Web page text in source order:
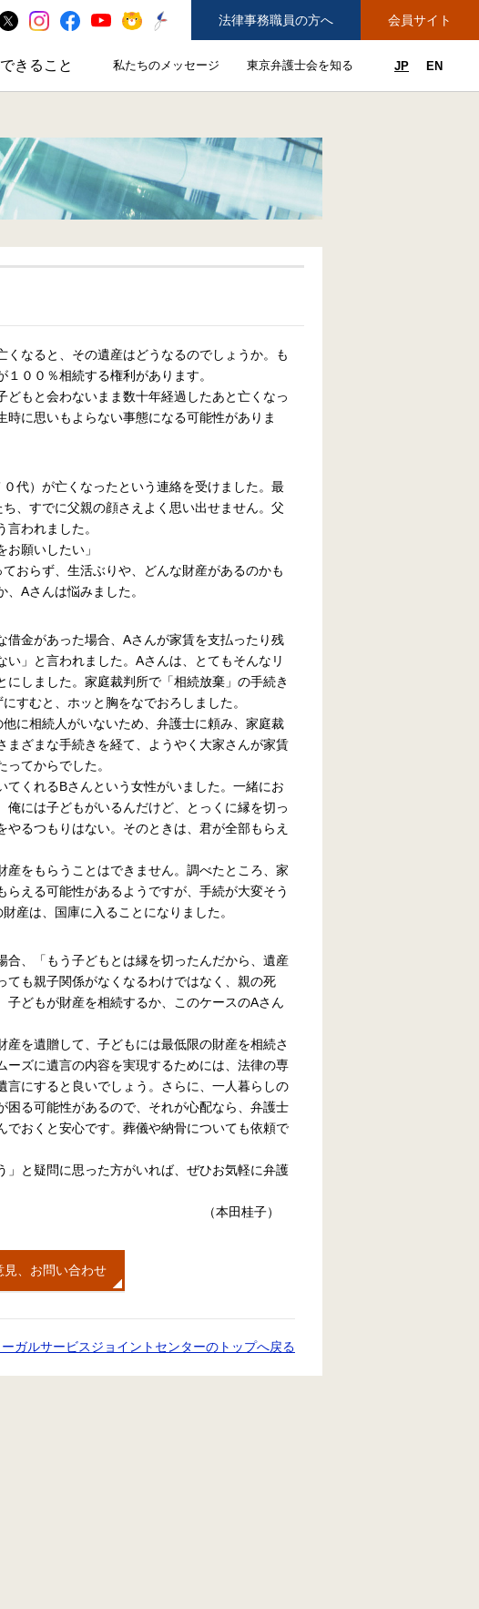
法律事務職員の方へ 会員サイト
サブメニューを開閉
きること
東弁にできることのサブメニューを開閉
私たちのメッセージ私たちのメッセージのサブメニューを開閉
東京弁護士会を知る東京弁護士会を知るのサブメニ
JP EN
なると、その遺産はどうなるのでしょうか。も
００％相続する権利があります。
もと会わないまま数十年経過したあと亡くなっ
に思いもよらない事態になる可能性がありま
代）が亡くなったという連絡を受けました。最
、すでに父親の顔さえよく思い出せません。父
われました。
願いしたい」
おらず、生活ぶりや、どんな財産があるのかも
Aさんは悩みました。
金があった場合、Aさんが家賃を支払ったり残
」と言われました。Aさんは、とてもそんなリ
しました。家庭裁判所で「相続放棄」の手続き
すむと、ホッと胸をなでおろしました。
に相続人がいないため、弁護士に頼み、家庭裁
ざまな手続きを経て、ようやく大家さんが家賃
てからでした。
くれるBさんという女性がいました。一緒にお
には子どもがいるんだけど、とっくに縁を切っ
るつもりはない。そのときは、君が全部もらえ
産をもらうことはできません。調べたところ、家
える可能性があるようですが、手続が大変そう
産は、国庫に入ることになりました。
合、「もう子どもとは縁を切ったんだから、遺産
も親子関係がなくなるわけではなく、親の死
どもが財産を相続するか、このケースのAさん
を遺贈して、子どもには最低限の財産を相続さ
ズに遺言の内容を実現するためには、法律の専
言にすると良いでしょう。さらに、一人暮らしの
困る可能性があるので、それが心配なら、弁護士
でおくと安心です。葬儀や納骨についても依頼で
」と疑問に思った方がいれば、ぜひお気軽に弁護
子）
見、お問い合わせ
ーガルサービスジョイントセンターのトップへ戻る